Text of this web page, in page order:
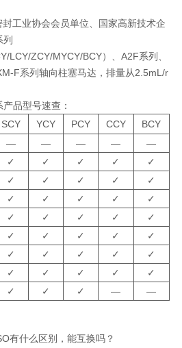
工业协会会员单位、国家高新技术企
列
LCY/ZCY/MYCY/BCY）、A2F系列、
F系列轴向柱塞马达，排量从2.5mL/r
品型号速查：
SCY YCY PCY CCY
BCY
— — — —
—
✓ ✓ ✓ ✓
✓
✓ ✓ ✓ ✓
✓
✓ ✓ ✓ ✓
✓
✓ ✓ ✓ ✓
✓
✓ ✓ ✓ ✓
✓
✓ ✓ ✓ ✓
✓
✓ ✓ ✓ ✓
✓
✓ ✓ ✓ — —
有什么区别，能互换吗？